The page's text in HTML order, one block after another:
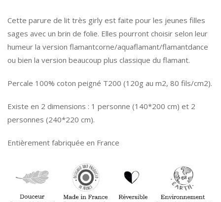
Cette parure de lit très girly est faite pour les jeunes filles
sages avec un brin de folie. Elles pourront choisir selon leur
humeur la version flamantcorne/aquaflamant/flamantdance
ou bien la version beaucoup plus classique du flamant.
Percale 100% coton peigné T200 (120g au m2, 80 fils/cm2).
Existe en 2 dimensions : 1 personne (140*200 cm) et 2
personnes (240*220 cm).
Entièrement fabriquée en France